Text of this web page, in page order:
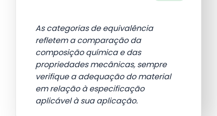
As categorias de equivalência
refletem a comparação da
composição química e das
propriedades mecânicas, sempre
verifique a adequação do material
em relação à especificação
aplicável à sua aplicação.